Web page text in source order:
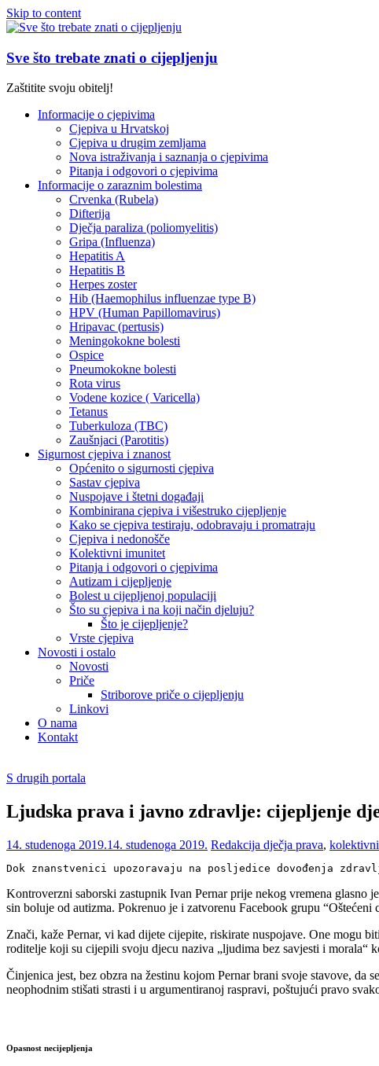
Skip to content
Sve što trebate znati o cijepljenju
Zaštitite svoju obitelj!
Informacije o cjepivima
Cjepiva u Hrvatskoj
Cjepiva u drugim zemljama
Nova istraživanja i saznanja o cjepivima
Pitanja i odgovori o cjepivima
Informacije o zaraznim bolestima
Crvenka (Rubela)
Difterija
Dječja paraliza (poliomyelitis)
Gripa (Influenza)
Hepatitis A
Hepatitis B
Herpes zoster
Hib (Haemophilus influenzae type B)
HPV (Human Papillomavirus)
Hripavac (pertusis)
Meningokokne bolesti
Ospice
Pneumokokne bolesti
Rota virus
Vodene kozice ( Varicella)
Tetanus
Tuberkuloza (TBC)
Zaušnjaci (Parotitis)
Sigurnost cjepiva i znanost
Općenito o sigurnosti cjepiva
Sastav cjepiva
Nuspojave i štetni događaji
Kombinirana cjepiva i višestruko cijepljenje
Kako se cjepiva testiraju, odobravaju i promatraju
Cjepiva i nedonošče
Kolektivni imunitet
Pitanja i odgovori o cjepivima
Autizam i cijepljenje
Bolest u cijepljenoj populaciji
Što su cjepiva i na koji način djeluju?
Što je cijepljenje?
Vrste cjepiva
Novosti i ostalo
Novosti
Priče
Striborove priče o cijepljenju
Linkovi
O nama
Kontakt
S drugih portala
Ljudska prava i javno zdravlje: cijepljenje
14. studenoga 2019.14. studenoga 2019. Redakcija dječja prava,
Dok znanstvenici upozoravaju na posljedice dovođenja
Kontroverzni saborski zastupnik Ivan Pernar prije nekog vremena
sin boluje od autizma. Pokrenuo je i zatvorenu Facebook grupu
Znači, kaže Pernar, vi kad dijete cijepite, riskirate nuspojave. One mogu
roditelje koji su cijepili svoju djecu naziva „ljudima bez savjesti i morala“
Činjenica jest, bez obzra na žestinu kojom Pernar brani svoje stavove,
neophodnim stišati strasti i u argumentiranoj raspravi, poštujući pravo
Opasnost necijepljenja